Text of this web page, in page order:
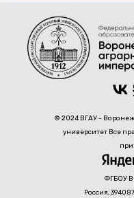
© 2024 ВГАУ -
университет Все
ФГБОУ
Россия,